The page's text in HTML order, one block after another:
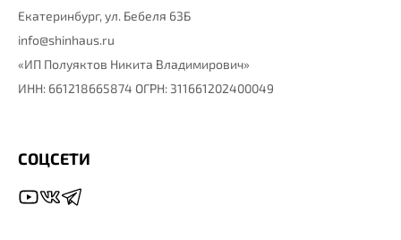
Екатеринбург, ул. Бебеля 63Б
info@shinhaus.ru
«ИП Полуяктов Никита Владимирович»
ИНН: 661218665874 ОГРН: 311661202400049
СОЦСЕТИ